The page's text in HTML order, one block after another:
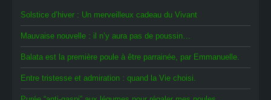
Solstice d’hiver : Un merveilleux cadeau du Vivant
Mauvaise nouvelle : il n’y aura pas de poussin…
Balata est la première poule à être parrainée, par Emmanuelle.
Entre tristesse et admiration : quand la Vie choisi.